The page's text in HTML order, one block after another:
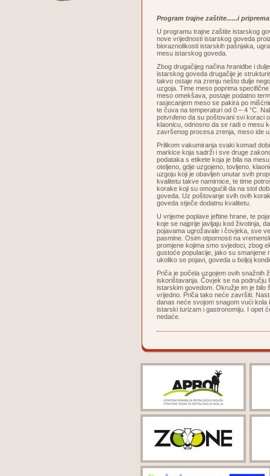
Program trajne zaštite......i
U programu trajne zaštite istarskog
nove vrijednosti istarskog goveda
bioraznolikosti istarskih pašnjaka,
mesu istarskog goveda.
Zbog drugačijeg načina hranidbe i
istarskog goveda drugačije je
takvo ostaje na zrenju nešto dulje
uzgoja. Time meso poprima
meso omekšava, postaje podatno
rasjecanjem meso se pakira po
te čuva na temperaturi od 0 – 4 °C.
potvrđeno da su poštovani svi koraci
klaonicu, odnosno da se radi o mesu
završenog procesa zrenja, meso ide
Prilikom vakumiranja svaki komad
markice koja sadrži i sve druge
podataka s etikete koja je bila na
oteljeno, gdje uzgojeno, tovljeno,
uzgoju koji je obavljen unutar svih
kvalitetu takve namirnice, te time
korake koji su omogućili da na stol
goveda. Uz poštovanje svih ovih
goveda stječe dodatnu kvalitetu.
U vrijeme poplave jeftine hrane, te
koje se najprije javljaju kod životinja,
pojavama ugrožavale i čovjeka, sve
pasmine. Osim otpornosti na
promjene kojima smo svjedoci, zbog
gustoće populacije, jako su smanjene
ukoliko se pojavi, goveda u boljoj
Priča je počela uzgojem ovih snažnih
iskorištavanja. Čovjek se na području
istarskim govedom. Okružje im je bilo
vrijedno. Priča tako neće završiti.
danas neće svojom snagom vući kola
istarski turizam i gastronomiju. I opet
nedaće.